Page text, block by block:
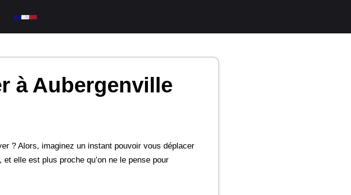
à Aubergenville
? Alors, imaginez un instant pouvoir vous déplacer
elle est plus proche qu’on ne le pense pour